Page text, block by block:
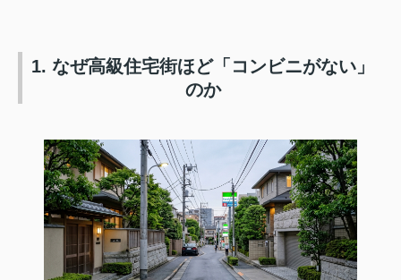
1. なぜ高級住宅街ほど「コンビニがない」
のか